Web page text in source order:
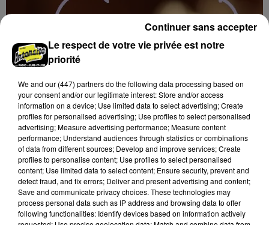
7 août 2026
BLOIS (41) - CONFÉRENCE : L’ÉPOPÉE DES
TERRE-NEUVAS
Jeudi 11 février 2027 à 14h30 à l'auditorium Samuel
Paty, bibliothèque Abbé-Grégoire de Blois (Loir-et-
Le respect de votre vie privée est notre
priorité
We and our (447) partnersdo the following data processing based on
your consent and/or our legitimate interest: Store and/or access
information on a device; Use limited data to select advertising; Create
profiles for personalised advertising; Use profiles to select personalised
advertising; Measure advertising performance; Measure content
performance; Understand audiences through statistics or combinations
of data from different sources; Develop and improve services; Create
profiles to personalise content; Use profiles to select personalised
content; Use limited data to select content; Ensure security, prevent and
detect fraud, and fix errors; Deliver and present advertising and content;
Save and communicate privacy choices. These technologies may
process personal data such as IP address and browsing data to offer
following functionalities: Identify devices based on information actively
Continuer sans accepter